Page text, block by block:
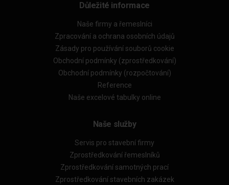
Důležité informace
Naše firmy a řemeslníci
Zpracování a ochrana osobních údajů
Zásady pro používání souborů cookie
Obchodní podmínky (zprostředkování)
Obchodní podmínky (rozpočtování)
Reference
Naše excelové tabulky online
Naše služby
Servis pro stavební firmy
Zprostředkování řemeslníků
Zprostředkování samotných prací
Zprostředkování stavebních zakázek